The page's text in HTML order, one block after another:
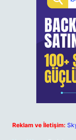
Reklam ve İletişim: